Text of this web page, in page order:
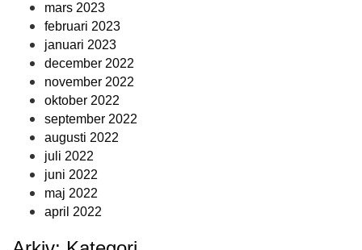
mars 2023
februari 2023
januari 2023
december 2022
november 2022
oktober 2022
september 2022
augusti 2022
juli 2022
juni 2022
maj 2022
april 2022